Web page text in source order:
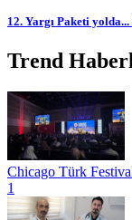
12. Yargı Paketi
Trend
Chicago Türk
1